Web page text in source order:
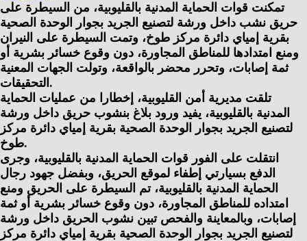
تمكنت قوات الحماية المدنية بالقليوبية، من السيطرة على
حريق نشب داخل ورشة لتصنيع الجريد بجوار الوحدة الصحية
بقرية إمياي دائرة مركز طوخ، وتمت السيطرة على النيران
ومنع امتدادها للمناطق المجاورة، دون وقوع خسائر بشرية أو
ثمة إصابات، وتحرر محضر بالواقعة، وتولت الجهات المعنية
التحقيقات.
تلقت مديرية أمن القليوبية، إخطارا من عمليات الحماية
المدنية بالقليوبية، يفيد ورود بلاغ بنشوب حريق داخل ورشة
لتصنيع الجريد بجوار الوحدة الصحية بقرية إمياي دائرة مركز
طوخ.
انتقلت على الفور قوات الحماية المدنية بالقليوبية، وجرى
الدفع بسيارتي إطفاء لموقع الحريق، وبفضل جهود رجال
الحماية المدنية بالقليوبية، تم السيطرة على الحريق ومنع
امتداده للمناطق المجاورة، دون وقوع خسائر بشرية أو ثمة
إصابات، وبالمعاينة والفحص تبين نشوب الحريق داخل ورشة
لتصنيع الجريد بجوار الوحدة الصحية بقرية إمياي دائرة مركز